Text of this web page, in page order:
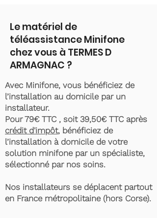
Le matériel de
téléassistance Minifone
chez vous à TERMES D
ARMAGNAC ?
Avec Minifone, vous bénéficiez de
l’installation au domicile par un
installateur.
Pour 79€ TTC , soit 39,50€ TTC après
crédit d'impôt, bénéficiez de
l’installation à domicile de votre
solution minifone par un spécialiste,
sélectionné par nos soins.
Nos installateurs se déplacent partout
en France métropolitaine (hors Corse).